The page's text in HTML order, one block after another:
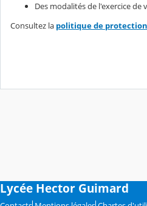
Des modalités de l'exercice de
Consultez la politique de
Lycée Hector Guimard